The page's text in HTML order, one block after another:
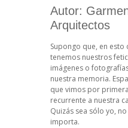
Autor:
Arquitectos
Supongo que, en
tenemos nuestros
imágenes o
nuestra memoria.
que vimos por
recurrente a nuestra
Quizás sea sólo yo,
importa.